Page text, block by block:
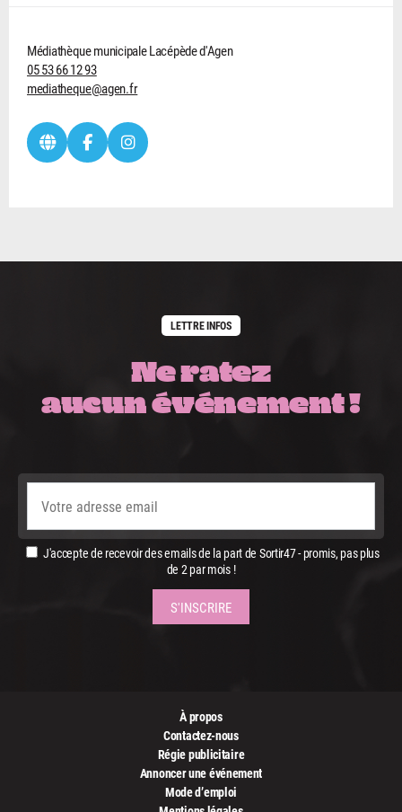
Médiathèque municipale Lacépède d'Agen
05 53 66 12 93
mediatheque@agen.fr
LETTRE INFOS
Ne ratez
aucun événement !
J'accepte de recevoir des emails de la part de Sortir47 - promis, pas plus
de 2 par mois !
À propos
Contactez-nous
Régie publicitaire
Annoncer une événement
Mode d’emploi